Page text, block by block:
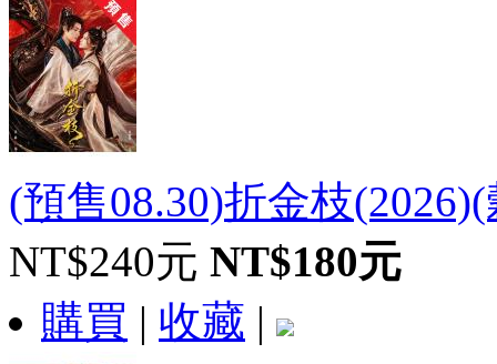
(預售08.30)折金枝
NT$240元 NT$180元
購買 | 收藏 |